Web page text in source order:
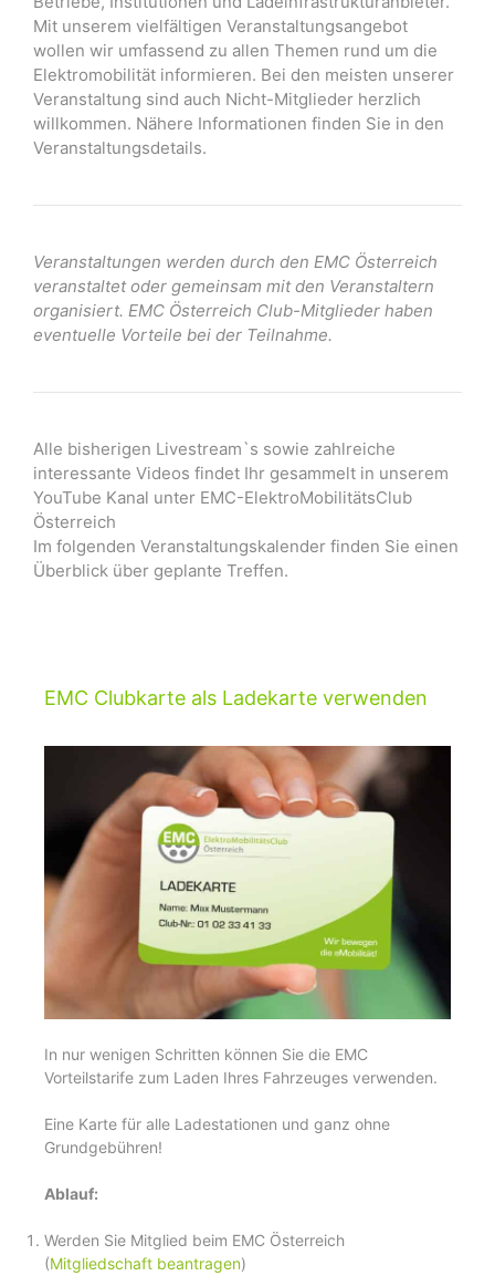
Mit unserem vielfältigen Veranstaltungsangebot
wollen wir umfassend zu allen Themen rund um die
Elektromobilität informieren. Bei den meisten unserer
Veranstaltung sind auch Nicht-Mitglieder herzlich
willkommen. Nähere Informationen finden Sie in den
Veranstaltungsdetails.
Veranstaltungen werden durch den EMC Österreich
veranstaltet oder gemeinsam mit den Veranstaltern
organisiert. EMC Österreich Club-Mitglieder haben
eventuelle Vorteile bei der Teilnahme.
Alle bisherigen Livestream`s sowie zahlreiche
interessante Videos findet Ihr gesammelt in unserem
YouTube Kanal unter EMC-ElektroMobilitätsClub
Österreich
Im folgenden Veranstaltungskalender finden Sie einen
Überblick über geplante Treffen.
EMC Clubkarte als Ladekarte verwenden
In nur wenigen Schritten können Sie die EMC
Vorteilstarife zum Laden Ihres Fahrzeuges verwenden.
Eine Karte für alle Ladestationen und ganz ohne
Grundgebühren!
Ablauf:
Werden Sie Mitglied beim EMC Österreich
(Mitgliedschaft beantragen)